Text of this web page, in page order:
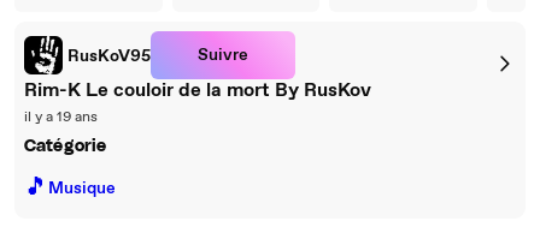
RusKoV95 Suivre
Rim-K Le couloir de la mort By RusKov
il y a 19 ans
Catégorie
🎵 Musique